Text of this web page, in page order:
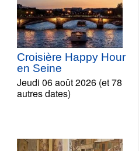
Croisière Happy Hour
en Seine
Jeudi 06 août 2026 (et 78
autres dates)